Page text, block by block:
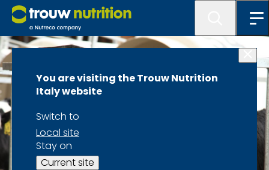
You are visiting the Trouw Nutrition
Italy website
Switch to
Local site
Stay on
Current site